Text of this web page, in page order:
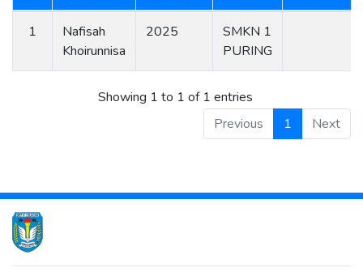
1
Nafisah
Khoirunnisa
2025
SMKN 1
PURING
Showing 1 to 1 of 1 entries
Previous
1 Next